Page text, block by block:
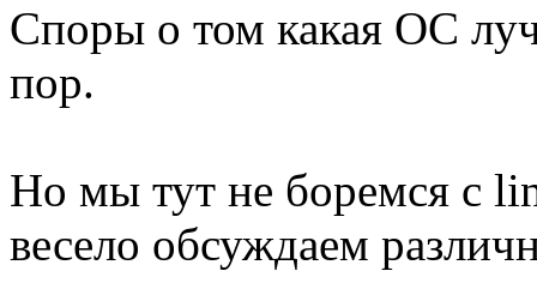
Споры о том какая ОС
пор.
Но мы тут не боремся с
весело обсуждаем